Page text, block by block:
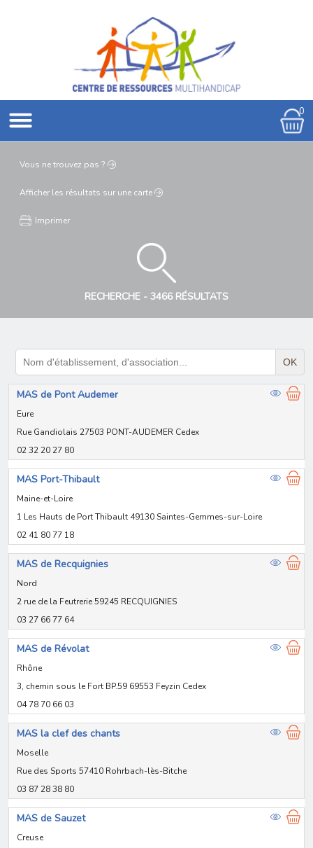
0
Vous netrouvez pas ?
Afficher les résultats sur une carte
Imprimer
RECHERCHE - 3466 RÉSULTATS
OK
MAS de Pont Audemer
Eure
Rue Gandiolais 27503 PONT-AUDEMER Cedex
02 32 20 27 80
MAS Port-Thibault
Maine-et-Loire
1 Les Hauts de Port Thibault 49130 Saintes-Gemmes-sur-Loire
02 41 80 77 18
MAS de Recquignies
Nord
2 rue de la Feutrerie 59245 RECQUIGNIES
03 27 66 77 64
MAS de Révolat
Rhône
3, chemin sous le Fort BP.59 69553 Feyzin Cedex
04 78 70 66 03
MAS la clef des chants
Moselle
Rue des Sports 57410 Rohrbach-lès-Bitche
03 87 28 38 80
MAS de Sauzet
Creuse